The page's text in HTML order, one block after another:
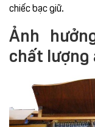
chiếc bạc giữ.
Ảnh
chất lượng